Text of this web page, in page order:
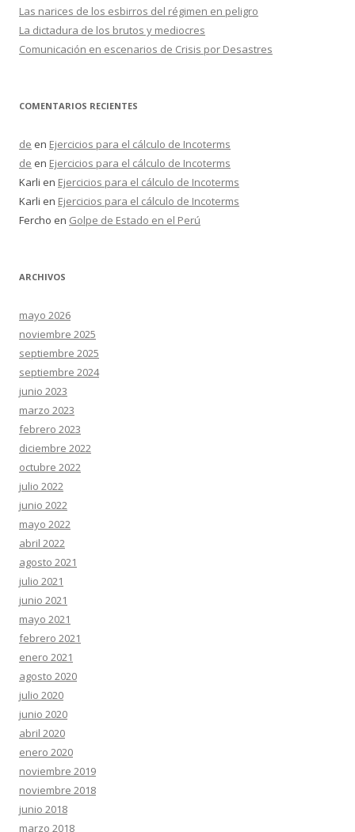
Las narices de los esbirros del régimen en peligro
La dictadura de los brutos y mediocres
Comunicación en escenarios de Crisis por Desastres
COMENTARIOS RECIENTES
de en Ejercicios para el cálculo de Incoterms
de en Ejercicios para el cálculo de Incoterms
Karli en Ejercicios para el cálculo de Incoterms
Karli en Ejercicios para el cálculo de Incoterms
Fercho en Golpe de Estado en el Perú
ARCHIVOS
mayo 2026
noviembre 2025
septiembre 2025
septiembre 2024
junio 2023
marzo 2023
febrero 2023
diciembre 2022
octubre 2022
julio 2022
junio 2022
mayo 2022
abril 2022
agosto 2021
julio 2021
junio 2021
mayo 2021
febrero 2021
enero 2021
agosto 2020
julio 2020
junio 2020
abril 2020
enero 2020
noviembre 2019
noviembre 2018
junio 2018
marzo 2018